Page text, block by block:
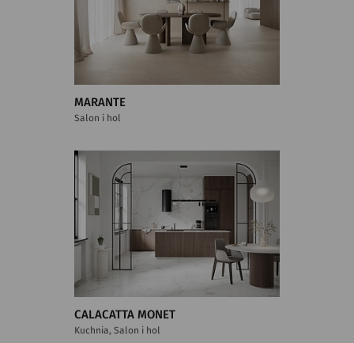
MARANTE
Salon i hol
CALACATTA MONET
Kuchnia, Salon i hol